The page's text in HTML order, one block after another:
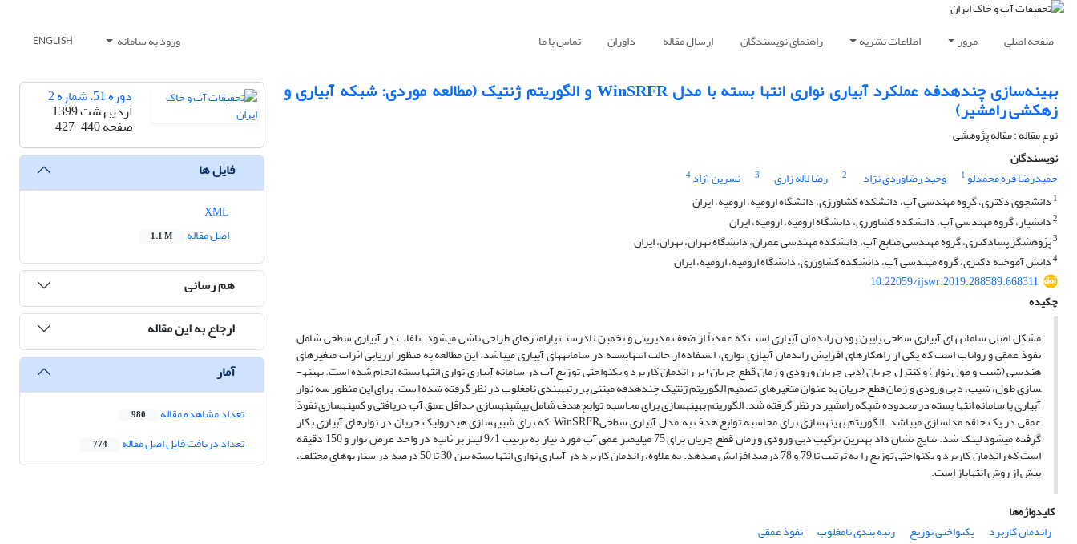
صفحه اصلی مرور اطلاعات نشریه راهنمای نویسندگان ارسال مقاله داوران تماس با ما ورود به سامانه ENGLISH
بهینه‌سازی چندهدفه عملکرد آبیاری نواری انتها بسته با مدل WinSRFR و الگوریتم ژنتیک (مطالعه موردی: شبکه آبیاری و
زهکشی رامشیر)
نوع مقاله : مقاله پژوهشی
نویسندگان
حمیدرضا قره محمدلو1 وحید رضاوردی نژاد 2 رضا لاله زاری 3 نسرین آزاد4
1 دانشجوی دکتری، گروه مهندسی آب، دانشکده کشاورزی، دانشگاه ارومیه، ارومیه، ایران
2دانشیار، گروه مهندسی آب، دانشکده کشاورزی، دانشگاه ارومیه، ارومیه، ایران
3پژوهشگر پسادکتری، گروه مهندسی منابع آب، دانشکده مهندسی عمران، دانشگاه تهران، تهران، ایران
4دانش آموخته دکتری، گروه مهندسی آب، دانشکده کشاورزی، دانشگاه ارومیه، ارومیه، ایران
10.22059/ijswr.2019.288589.668311
چکیده
مشکل اصلی سامانه­های آبیاری سطحی پایین بودن راندمان آبیاری است که عمدتاً از ضعف مدیریتی و تخمین نادرست پارامترهای طراحی ناشی می­شود. تلفات در آبیاری سطحی شامل
نفوذ عمقی و رواناب است که یکی از راهکارهای افزایش راندمان آبیاری نواری، استفاده از حالت انتهابسته در سامانه­های آبیاری می­باشد. این مطالعه به منظور ارزیابی اثرات متغیرهای
هندسی (شیب و طول نوار) و کنترل جریان (دبی جریان ورودی و زمان قطع جریان) بر راندمان کاربرد و یکنواختی توزیع آب در سامانه آبیاری نواری انتها بسته انجام شده است. بهینه­
سازی طول، شیب، دبی ورودی و زمان قطع جریان به عنوان متغیرهای تصمیم الگوریتم ژنتیک چندهدفه مبتنی بر رتبه­بندی نامغلوب در نظر گرفته شده است. برای این منظور سه نوار
آبیاری با سامانه انتها بسته در محدوده شبکه رامشیر در نظر گرفته شد. الگوریتم بهینه­سازی برای محاسبه توابع هدف شامل بیشینه­سازی حداقل عمق آب دریافتی و کمینه­سازی نفوذ
عمقی در یک حلقه مدل­سازی می­باشد. الگوریتم بهینه­سازی برای محاسبه توابع هدف به مدل آبیاری سطحیWinSRFR که برای شبیه­سازی هیدرولیک جریان در نوارهای آبیاری بکار
گرفته می­شود لینک شد. نتایج نشان داد بهترین ترکیب دبی ورودی و زمان قطع جریان برای 75 میلی­متر عمق آب مورد نیاز به ترتیب 9/1 لیتر بر ثانیه در واحد عرض نوار و 150 دقیقه
است که راندمان کاربرد و یکنواختی توزیع را به ترتیب تا 79 و 78 درصد افزایش می­دهد. به علاوه، راندمان کاربرد در آبیاری نواری انتها بسته بین 30 تا 50 درصد در سناریوهای مختلف،
بیش از روش انتهاباز است.
کلیدواژه‌ها
راندمان کاربرد
یکنواختی توزیع رتبه بندی نامغلوب
نفوذ عمقی
دوره 51، شماره 2
اردیبهشت 1399
صفحه427-440
فایل ها
اصل مقاله
1.1 M
هم رسانی
ارجاع به این مقاله
آمار
تعداد مشاهده مقاله 980
تعداد دریافت فایل اصل مقاله 774